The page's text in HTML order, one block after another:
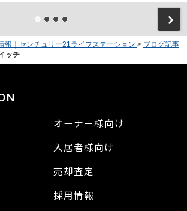
報｜センチュリー21ライフステーション > ブログ記事
ッチ
オーナー様向け
入居者様向け
売却査定
採用情報